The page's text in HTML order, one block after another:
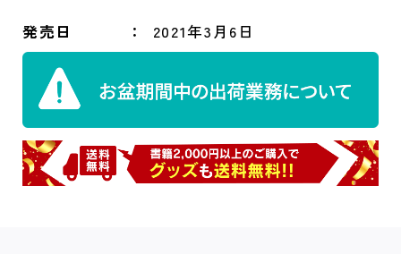
発売日 2021年3月6日